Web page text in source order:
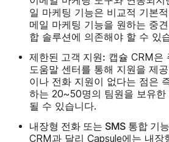
일 마케팅 기능은 비교적 기본
메일 마케팅 기능을 원하는 중
합 솔루션에 의존해야 할 수 있
제한된 고객 지원: 캡슐 CRM은
도움말 센터를 통해 지원을 제
이나 전화 지원이 없다는 점은
하는 20~50명의 팀원을 보유한
될 수 있습니다.
내장형 전화 또는 SMS 통합 기
CRM과 달리 Capsule에는 내장